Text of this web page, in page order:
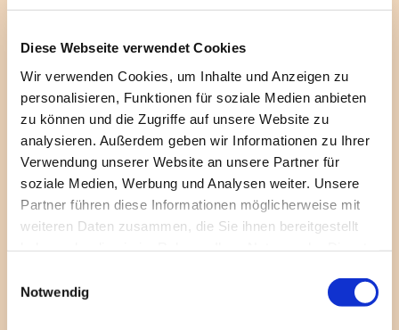
Diese Webseite verwendet Cookies
Wir verwenden Cookies, um Inhalte und Anzeigen zu
personalisieren, Funktionen für soziale Medien anbieten
zu können und die Zugriffe auf unsere Website zu
analysieren. Außerdem geben wir Informationen zu Ihrer
Verwendung unserer Website an unsere Partner für
soziale Medien, Werbung und Analysen weiter. Unsere
Partner führen diese Informationen möglicherweise mit
weiteren Daten zusammen, die Sie ihnen bereitgestellt
Notwendig
Doppeldeckerbus! Der Bus hält einfach dort, wo
Weihnachtsmärkten, Gemeindehäusern, Kirchen,
Einkaufszentren – flugs verteilen fleißige Hände die
Liederhefte: Überraschung, Mitsingen, Applaus!
Hier die Termine für den Advent 2024: Am Freitag,
29. November 2024, gehen die Busse in
Charlottenburg-Wilmersdorf, Spandau und
Neukölln auf Tour, in Lichtenberg, Marzahn-
Hellersdorf und Treptow-Köpenick am Freitag, 20.
Dezember 2024.
FürCharlottenburg-Wilmersdorf